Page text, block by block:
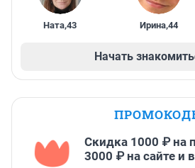
Ната,43 Ирина,44
Начать
Скидка 1000 ₽ на
3000 ₽ на сайте и